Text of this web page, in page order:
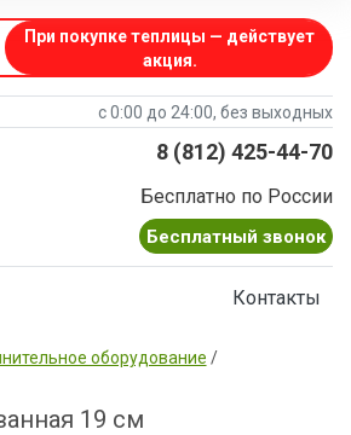
При покупке теплицы — действует
акция.
с 0:00 до 24:00, без выходных
8 (812) 425-44-70
Бесплатно по России
Бесплатный звонок
Контакты
оборудование /
19 см